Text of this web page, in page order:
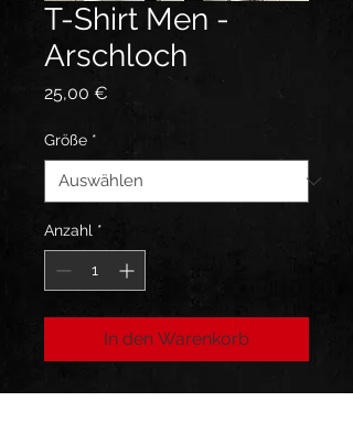
T-Shirt Men -
Arschloch
25,00 €
Größe *
Anzahl *
In den Warenkorb